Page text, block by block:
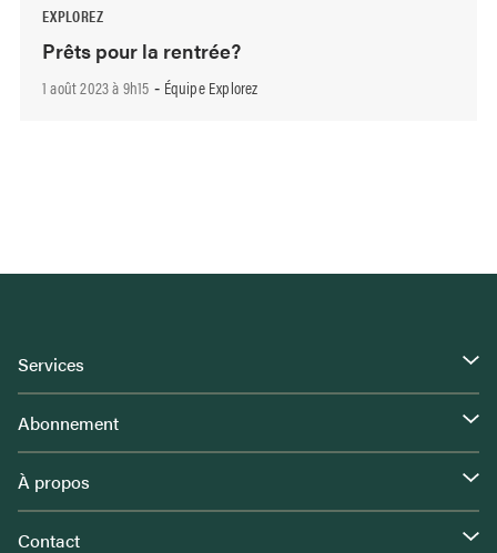
EXPLOREZ
Prêts pour la rentrée?
1 août 2023 à 9h15 - Équipe Explorez
Services
Abonnement
À propos
Contact